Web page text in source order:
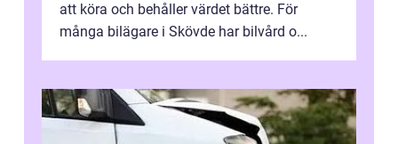
att köra och behåller värdet bättre. För
många bilägare i Skövde har bilvård o...